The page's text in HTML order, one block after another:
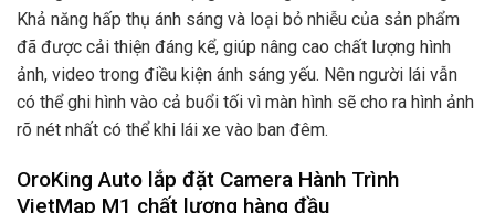
Khả năng hấp thụ ánh sáng và loại bỏ nhiễu của sản phẩm
đã được cải thiện đáng kể, giúp nâng cao chất lượng hình
ảnh, video trong điều kiện ánh sáng yếu. Nên người lái vẫn
có thể ghi hình vào cả buổi tối vì màn hình sẽ cho ra hình ảnh
rõ nét nhất có thể khi lái xe vào ban đêm.
OroKing Auto lắp đặt Camera Hành Trình
VietMap M1 chất lượng hàng đầu